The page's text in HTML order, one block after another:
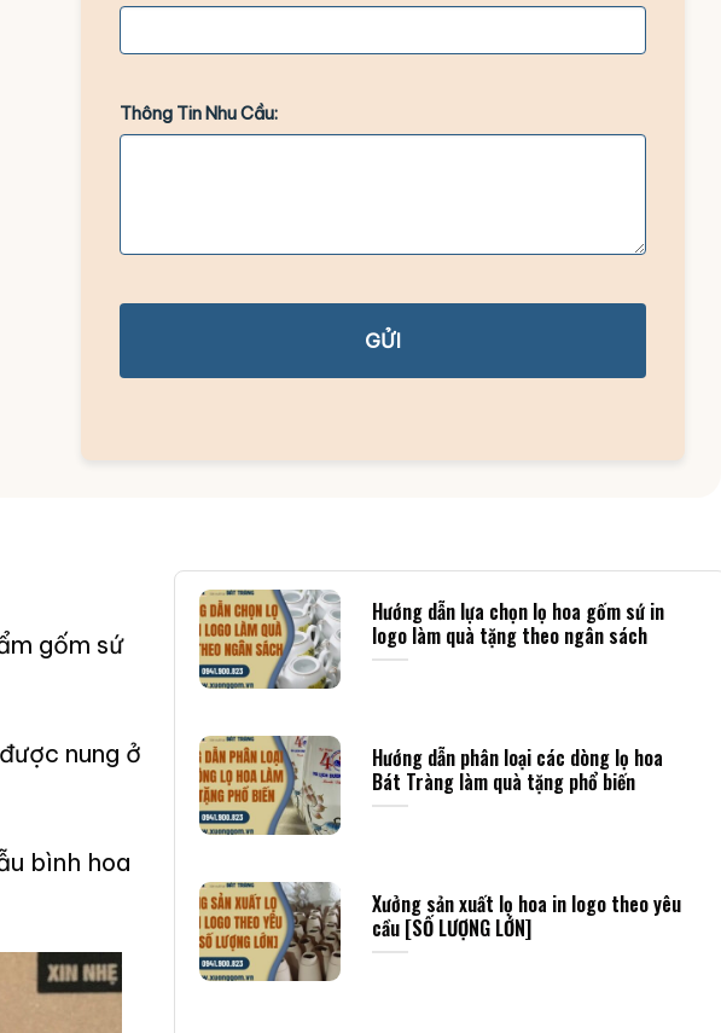
Thông Tin Nhu Cầu:
GỬI
gốm sứ
nung ở
bình hoa
Hướng dẫn lựa chọn lọ hoa gốm sứ in
logo làm quà tặng theo ngân sách
Hướng dẫn phân loại các dòng lọ hoa
Bát Tràng làm quà tặng phổ biến
Xưởng sản xuất lọ hoa in logo theo yêu
cầu [SỐ LƯỢNG LỚN]